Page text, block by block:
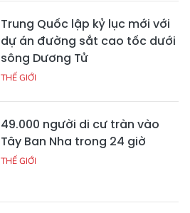
Trung Quốc lập kỷ lục mới với
dự án đường sắt cao tốc dưới
sông Dương Tử
THẾ GIỚI
49.000 người di cư tràn vào
Tây Ban Nha trong 24 giờ
THẾ GIỚI